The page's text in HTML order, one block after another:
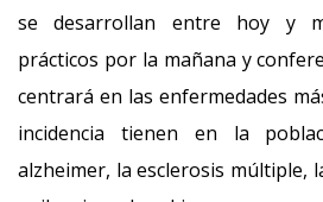
se desarrollan entre hoy y
prácticos por la mañana y
centrará en las enfermedades
incidencia tienen en la
alzheimer, la esclerosis múltiple,